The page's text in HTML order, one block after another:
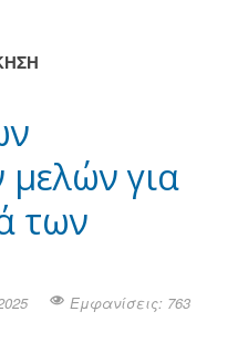
για
των
Εμφανίσεις: 763